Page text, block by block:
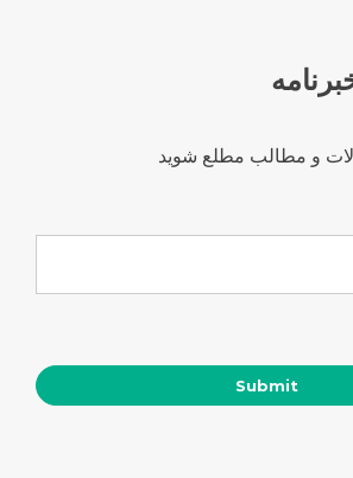
و مطالب مطلع شوید